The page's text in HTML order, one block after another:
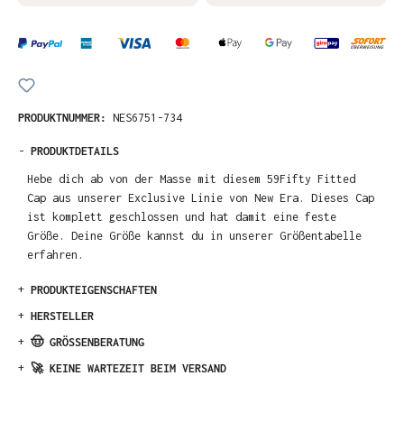
PRODUKTNUMMER: NES6751-734
- PRODUKTDETAILS
Hebe dich ab von der Masse mit diesem 59Fifty Fitted
Cap aus unserer Exclusive Linie von New Era. Dieses Cap
ist komplett geschlossen und hat damit eine feste
Größe. Deine Größe kannst du in unserer Größentabelle
erfahren.
+ PRODUKTEIGENSCHAFTEN
+ HERSTELLER
+ 🤠 GRÖSSENBERATUNG
+ 🚀 KEINE WARTEZEIT BEIM VERSAND